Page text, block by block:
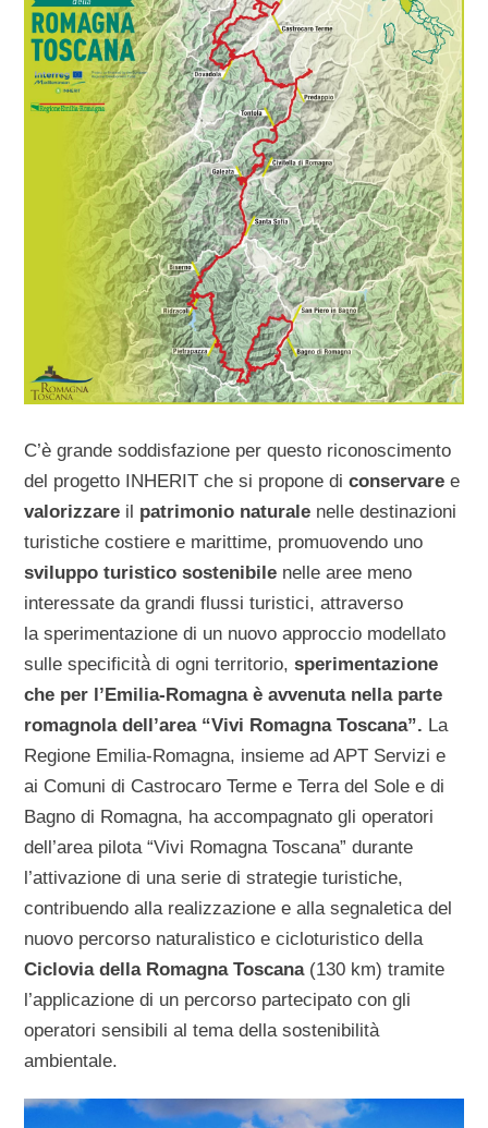
C’è grande soddisfazione per questo riconoscimento
del progetto INHERIT che si propone diconservare e
valorizzare il patrimonio naturale nelle destinazioni
turistiche costiere e marittime, promuovendo uno
sviluppo turistico sostenibile nelle aree meno
interessate da grandi flussi turistici, attraverso
la sperimentazione di un nuovo approccio modellato
sulle specificità̀ di ogni territorio,sperimentazione
che per l’Emilia-Romagna è avvenuta nella parte
romagnola dell’area “Vivi Romagna Toscana”. La
Regione Emilia-Romagna, insieme ad APT Servizi e
ai Comuni di Castrocaro Terme e Terra del Sole e di
Bagno di Romagna, ha accompagnato gli operatori
dell’area pilota “Vivi Romagna Toscana” durante
l’attivazione di una serie di strategie turistiche,
contribuendo alla realizzazione e alla segnaletica del
nuovo percorso naturalistico e cicloturistico della
Ciclovia della Romagna Toscana(130 km) tramite
l’applicazione di un percorso partecipato con gli
operatori sensibili al tema della sostenibilità
ambientale.